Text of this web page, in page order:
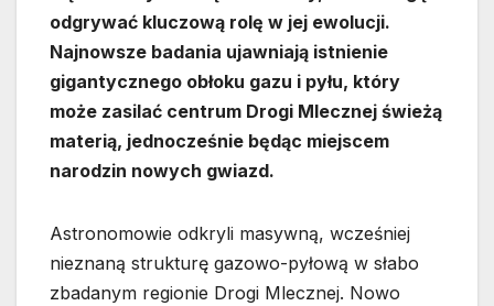
odgrywać kluczową rolę w jej ewolucji.
Najnowsze badania ujawniają istnienie
gigantycznego obłoku gazu i pyłu, który
może zasilać centrum Drogi Mlecznej świeżą
materią, jednocześnie będąc miejscem
narodzin nowych gwiazd.
Astronomowie odkryli masywną, wcześniej
nieznaną strukturę gazowo-pyłową w słabo
zbadanym regionie Drogi Mlecznej. Nowo